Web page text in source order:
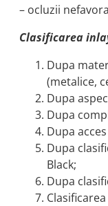
– ocluzii
Clasificarea
Dupa
(metalice,
Dupa
Dupa
Dupa
Dupa
Black;
Dupa